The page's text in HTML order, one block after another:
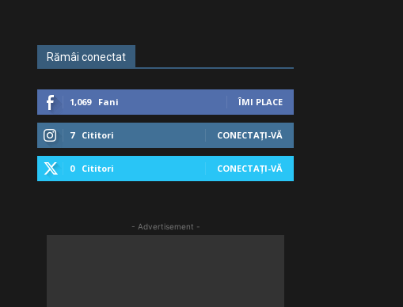
Rămâi conectat
1,069 Fani ÎMI PLACE
7 Cititori CONECTAȚI-VĂ
0 Cititori CONECTAȚI-VĂ
- Advertisement -